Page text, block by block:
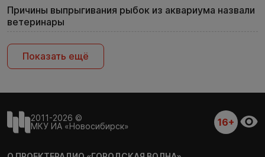
Причины выпрыгивания рыбок из аквариума назвали
ветеринары
Показать ещё
2011-2026 ©
МКУ ИА «Новосибирск»
16+